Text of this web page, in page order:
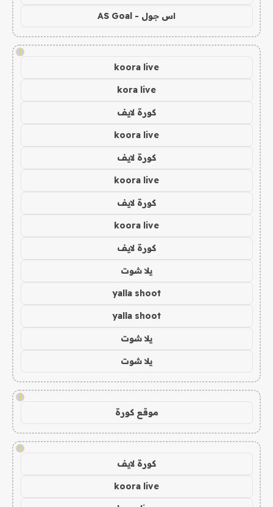
اس جول - AS Goal
!
koora live
kora live
كورة لايف
koora live
كورة لايف
koora live
كورة لايف
koora live
كورة لايف
يلا شوت
yalla shoot
yalla shoot
يلا شوت
يلا شوت
!
موقع كورة
!
كورة لايف
koora live